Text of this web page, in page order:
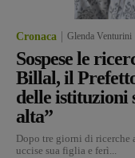
Cronaca Glenda Venturini
Sospese le
Billal, il
delle istituzioni
alta”
Dopo tre giorni di
uccise sua figlia e ferì...